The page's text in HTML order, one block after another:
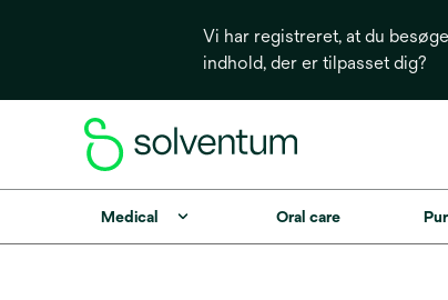
Vi har registreret, at du
indhold, der er tilpasset dig?
Medical Oral care